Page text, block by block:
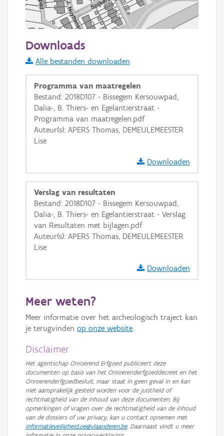
Informatie Vlaanderen
i
+ −
Basis Lagen
OSM-Basiskaart
Ortho
GRB-Basiskaart
Downloads
Alle bestanden downloaden
Programma van maatregelen
Bestand: 2018D107 - Bissegem Kersouwpad,
Dalia-, B. Thiers- en Egelantierstraat -
Programma van maatregelen.pdf
Auteur(s): APERS Thomas, DEMEULEMEESTER
Lise
Downloaden
Verslag van resultaten
Bestand: 2018D107 - Bissegem Kersouwpad,
Dalia-, B. Thiers- en Egelantierstraat - Verslag
van Resultaten met bijlagen.pdf
Auteur(s): APERS Thomas, DEMEULEMEESTER
Lise
Downloaden
Meer weten?
Meer informatie over het archeologisch traject kan
je terugvinden op onze website.
Disclaimer
Het agentschap Onroerend Erfgoed publiceert deze
documenten op basis van het Onroerenderfgoeddecreet en het
Onroerenderfgoedbesluit, maar staat in geen geval in en kan
niet aansprakelijk gesteld worden voor de juistheid of
rechtmatigheid van de inhoud van deze documenten. Bij
opmerkingen of vragen over de rechtmatigheid van de inhoud
van de dossiers of uw privacy, kan u contact opnemen met
informatieveiligheid.oe@vlaanderen.be. Daarnaast vindt u meer